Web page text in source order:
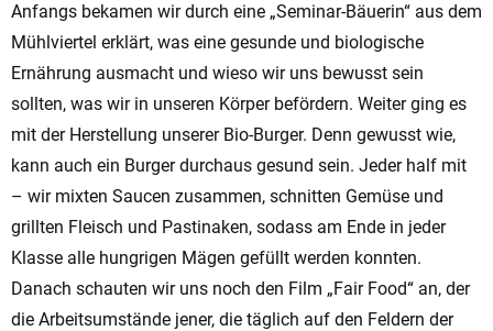
Anfangs bekamen wir durch eine „Seminar-Bäuerin“ aus dem
Mühlviertel erklärt, was eine gesunde und biologische
Ernährung ausmacht und wieso wir uns bewusst sein
sollten, was wir in unseren Körper befördern. Weiter ging es
mit der Herstellung unserer Bio-Burger. Denn gewusst wie,
kann auch ein Burger durchaus gesund sein. Jeder half mit
– wir mixten Saucen zusammen, schnitten Gemüse und
grillten Fleisch und Pastinaken, sodass am Ende in jeder
Klasse alle hungrigen Mägen gefüllt werden konnten.
Danach schauten wir uns noch den Film „Fair Food“ an, der
die Arbeitsumstände jener, die täglich auf den Feldern der